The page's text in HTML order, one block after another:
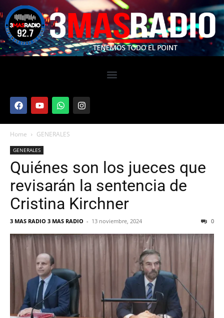
Home GENERALES
GENERALES
Quiénes son los jueces que
revisarán la sentencia de
Cristina Kirchner
3 MAS RADIO 3 MAS RADIO - 13 noviembre, 2024 0